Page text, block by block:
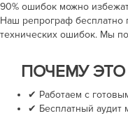
90% ошибок можно
Наш репрограф бесплатно
технических ошибок. Мы
ПОЧЕМУ
✔ Работаем с
✔ Бесплатный аудит